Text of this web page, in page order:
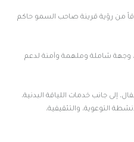
من رؤية قرينة صاحب السمو حاكم
وجهة شاملة وملهمة وآمنة لدعم
إلى جانب خدمات اللياقة البدنية،
التوعوية، والتثقيفية،